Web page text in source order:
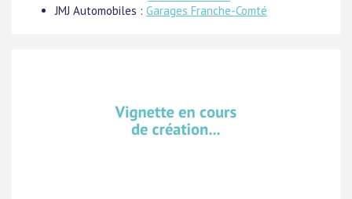
JMJ Automobiles : Garages Franche-Comté